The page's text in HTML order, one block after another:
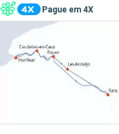
Pague em 4X